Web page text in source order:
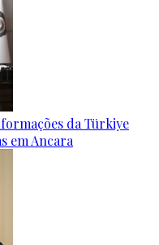
da Türkiye
em Ancara